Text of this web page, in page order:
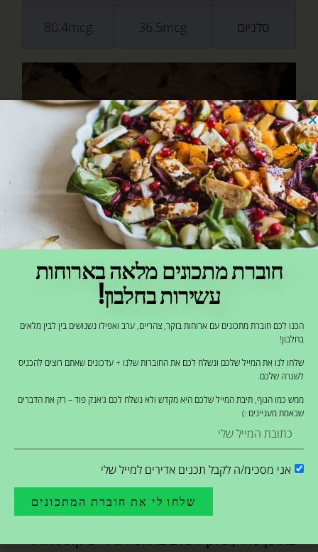
סלניום 36.5mcg
80.4mcg
כמות חלבון טונה מומלצת?
מי שמתאמן בחדר כושר או מתעמל בחוץ כבר
ודאי אוכל טונה בגלל כמות החלבון הגבוהה
ובטח נהנה מסושי, מסלט עם טונה בצהריים או
אוכל אותה לרוב ישר אחרי האימון.
בקופסת שימורים , יש בה כמות נמוכה של
פחמימות ובנוסף שומנים בריאים (בטונה עצמה)
והופך אותה לדי מושלמת למי שגם אוהב את
באופן כללי, ניתן לשלב בתזונה כ-3-4 קופסאות
חוברת מתכונים מלאה בארוחות
עשירות בחלבון!
הכנו לכם חוברת מתכונים עם ארוחות בוקר, צהריים, ערב ואפילו נשנושים בין לבין מלאים
בחלבון!
שלחו לנו את המייל שלכם ונשלח לכם את החוברות שלנו + עדכונים שאתם רוצים להכניס
לשגרה שלכם.
ממש כמו הגוף, תיבת המייל שלכם היא מקדש ולא נשלח לכם ג'אנק פוד – רק את הדברים
שבאמת מעניינים :)
אני מסכימ/ה לקבל תכנים אדירים למייל שלי
שלחו לי את חוברת המתכונים